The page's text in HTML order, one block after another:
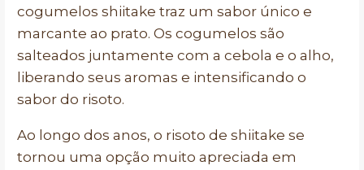
cogumelos shiitake traz um sabor único e
marcante ao prato. Os cogumelos são
salteados juntamente com a cebola e o alho,
liberando seus aromas e intensificando o
sabor do risoto.
Ao longo dos anos, o risoto de shiitake se
tornou uma opção muito apreciada em